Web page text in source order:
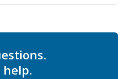
help.